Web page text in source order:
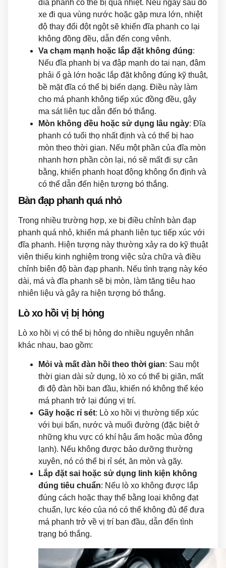
đĩa phanh có thể bị quá nhiệt. Nếu ngay sau đó
xe đi qua vùng nước hoặc gặp mưa lớn, nhiệt
độ thay đổi đột ngột sẽ khiến đĩa phanh co lại
không đồng đều, dẫn đến cong vênh.
Va chạm mạnh hoặc lắp đặt không đúng:
Nếu đĩa phanh bị va đập mạnh do tai nạn, đâm
phải ổ gà lớn hoặc lắp đặt không đúng kỹ thuật,
bề mặt đĩa có thể bị biến dạng. Điều này làm
cho má phanh không tiếp xúc đồng đều, gây
ma sát liên tục dẫn đến bó thắng.
Mòn không đều hoặc sử dụng lâu ngày: Đĩa
phanh có tuổi thọ nhất định và có thể bị hao
mòn theo thời gian. Nếu một phần của đĩa mòn
nhanh hơn phần còn lại, nó sẽ mất đi sự cân
bằng, khiến phanh hoạt động không ổn định và
có thể dẫn đến hiện tượng bó thắng.
Bàn đạp phanh quá nhỏ
Trong nhiều trường hợp, xe bị điều chỉnh bàn đạp
phanh quá nhỏ, khiến má phanh liên tục tiếp xúc với
đĩa phanh. Hiện tượng này thường xảy ra do kỹ thuật
viên thiếu kinh nghiệm trong việc sửa chữa và điều
chỉnh biên độ bàn đạp phanh. Nếu tình trạng này kéo
dài, má và đĩa phanh sẽ bị mòn, làm tăng tiêu hao
nhiên liệu và gây ra hiện tượng bó thắng.
Lò xo hồi vị bị hỏng
Lò xo hồi vị có thể bị hỏng do nhiều nguyên nhân
khác nhau, bao gồm:
Mỏi và mất đàn hồi theo thời gian: Sau một
thời gian dài sử dụng, lò xo có thể bị giãn, mất
đi độ đàn hồi ban đầu, khiến nó không thể kéo
má phanh trở lại đúng vị trí.
Gãy hoặc rỉ sét: Lò xo hồi vị thường tiếp xúc
với bụi bẩn, nước và muối đường (đặc biệt ở
những khu vực có khí hậu ẩm hoặc mùa đông
lạnh). Nếu không được bảo dưỡng thường
xuyên, nó có thể bị rỉ sét, ăn mòn và gãy.
Lắp đặt sai hoặc sử dụng linh kiện không
đúng tiêu chuẩn: Nếu lò xo không được lắp
đúng cách hoặc thay thế bằng loại không đạt
chuẩn, lực kéo của nó có thể không đủ để đưa
má phanh trở về vị trí ban đầu, dẫn đến tình
trạng bó thắng.